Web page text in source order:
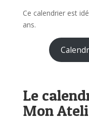
Ce calendrier est
ans.
Le
Mon